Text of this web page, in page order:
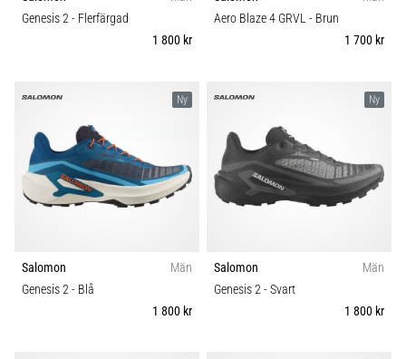
plantar
det…
5. 8. 2026
9 min. läsning
Kolhydratladdning:
påverkar
det
löpprestandan?
Komfort och dämpning
Genesis 2- Flerfärgad
1 800 kr
Aero Blaze 4 GRVL - Brun
1 700 kr
Ny
Salomon
Män
Genesis 2- Blå
1 800 kr
Ny
Salomon
Män
Genesis 2- Svart
1 800 kr